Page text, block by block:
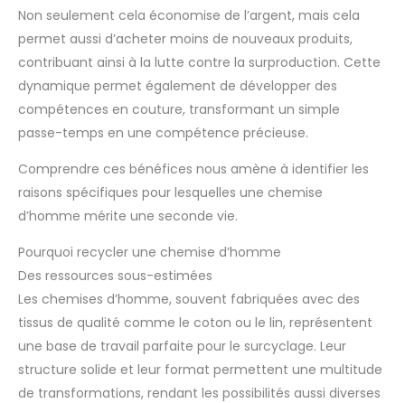
Non seulement cela économise de l’argent, mais cela
permet aussi d’acheter moins de nouveaux produits,
contribuant ainsi à la lutte contre la surproduction. Cette
dynamique permet également de développer des
compétences en couture, transformant un simple
passe-temps en une compétence précieuse.
Comprendre ces bénéfices nous amène à identifier les
raisons spécifiques pour lesquelles une chemise
d’homme mérite une seconde vie.
Pourquoi recycler une chemise d’homme
Des ressources sous-estimées
Les chemises d’homme, souvent fabriquées avec des
tissus de qualité comme le coton ou le lin, représentent
une base de travail parfaite pour le surcyclage. Leur
structure solide et leur format permettent une multitude
de transformations, rendant les possibilités aussi diverses